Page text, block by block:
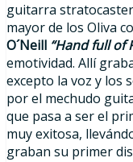
guitarra
mayor de los Oliva
O´Neill “Hand full of
emotividad. Allí
excepto la voz y los
por el mechudo
que pasa a ser el
muy exitosa,
graban su primer